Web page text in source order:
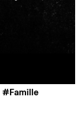
Famille